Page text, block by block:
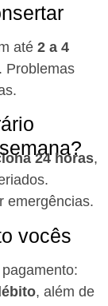
até 2 a 4
Problemas
24 horas,
emergências.
vocês
, além de